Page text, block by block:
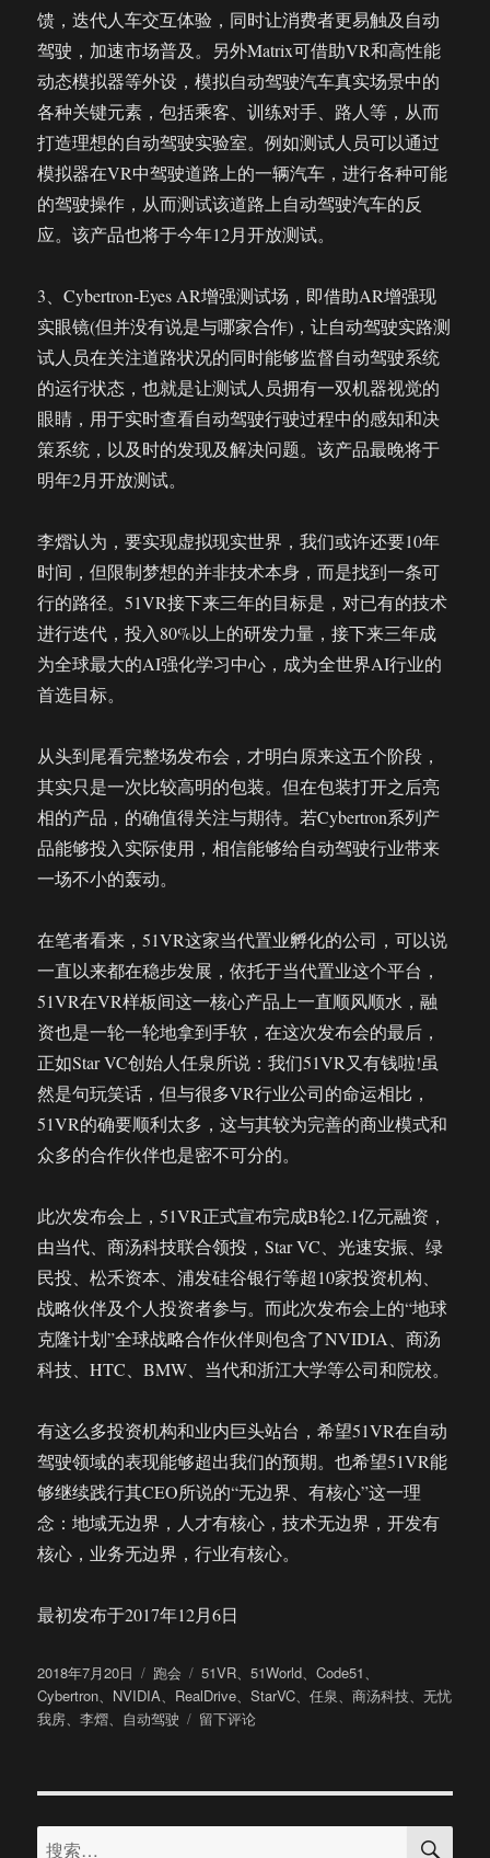
馈，迭代人车交互体验，同时让消费者更易触及自动
驾驶，加速市场普及。另外Matrix可借助VR和高性能
动态模拟器等外设，模拟自动驾驶汽车真实场景中的
各种关键元素，包括乘客、训练对手、路人等，从而
打造理想的自动驾驶实验室。例如测试人员可以通过
模拟器在VR中驾驶道路上的一辆汽车，进行各种可能
的驾驶操作，从而测试该道路上自动驾驶汽车的反
应。该产品也将于今年12月开放测试。
3、Cybertron-Eyes AR增强测试场，即借助AR增强现
实眼镜(但并没有说是与哪家合作)，让自动驾驶实路测
试人员在关注道路状况的同时能够监督自动驾驶系统
的运行状态，也就是让测试人员拥有一双机器视觉的
眼睛，用于实时查看自动驾驶行驶过程中的感知和决
策系统，以及时的发现及解决问题。该产品最晚将于
明年2月开放测试。
李熠认为，要实现虚拟现实世界，我们或许还要10年
时间，但限制梦想的并非技术本身，而是找到一条可
行的路径。51VR接下来三年的目标是，对已有的技术
进行迭代，投入80%以上的研发力量，接下来三年成
为全球最大的AI强化学习中心，成为全世界AI行业的
首选目标。
从头到尾看完整场发布会，才明白原来这五个阶段，
其实只是一次比较高明的包装。但在包装打开之后亮
相的产品，的确值得关注与期待。若Cybertron系列产
品能够投入实际使用，相信能够给自动驾驶行业带来
一场不小的轰动。
在笔者看来，51VR这家当代置业孵化的公司，可以说
一直以来都在稳步发展，依托于当代置业这个平台，
51VR在VR样板间这一核心产品上一直顺风顺水，融
资也是一轮一轮地拿到手软，在这次发布会的最后，
正如Star VC创始人任泉所说：我们51VR又有钱啦!虽
然是句玩笑话，但与很多VR行业公司的命运相比，
51VR的确要顺利太多，这与其较为完善的商业模式和
众多的合作伙伴也是密不可分的。
此次发布会上，51VR正式宣布完成B轮2.1亿元融资，
由当代、商汤科技联合领投，Star VC、光速安振、绿
民投、松禾资本、浦发硅谷银行等超10家投资机构、
战略伙伴及个人投资者参与。而此次发布会上的“地球
克隆计划”全球战略合作伙伴则包含了NVIDIA、商汤
科技、HTC、BMW、当代和浙江大学等公司和院校。
有这么多投资机构和业内巨头站台，希望51VR在自动
驾驶领域的表现能够超出我们的预期。也希望51VR能
够继续践行其CEO所说的“无边界、有核心”这一理
念：地域无边界，人才有核心，技术无边界，开发有
核心，业务无边界，行业有核心。
最初发布于2017年12月6日
发
布
于
2018年7月20日
分
类
跑会
标
签
51VR、51World、Code51、
Cybertron、 NVIDIA、 RealDrive、StarVC、任泉、商汤科技、无忧
我房、李熠、 自动驾驶
于
做
样
留下评论
搜
搜